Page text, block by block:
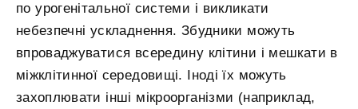
по урогенітальної системи і викликати
небезпечні ускладнення. Збудники можуть
впроваджуватися всередину клітини і мешкати в
міжклітинної середовищі. Іноді їх можуть
захоплювати інші мікроорганізми (наприклад,